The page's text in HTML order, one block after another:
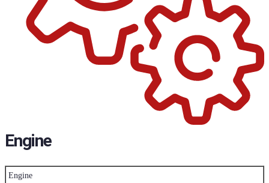
Engine
Engine